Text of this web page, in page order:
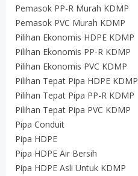
Pemasok PP-R Murah KDMP
Pemasok PVC Murah KDMP
Pilihan Ekonomis HDPE KDMP
Pilihan Ekonomis PP-R KDMP
Pilihan Ekonomis PVC KDMP
Pilihan Tepat Pipa HDPE KDMP
Pilihan Tepat Pipa PP-R KDMP
Pilihan Tepat Pipa PVC KDMP
Pipa Conduit
Pipa HDPE
Pipa HDPE Air Bersih
Pipa HDPE Asli Untuk KDMP